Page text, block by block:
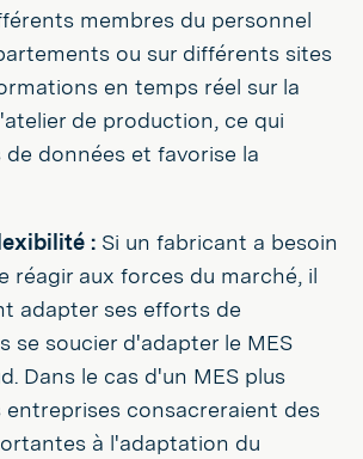
membres du personnel
ou sur différents sites
en temps réel sur la
de production, ce qui
de données et favorise la
: Si un fabricant a besoin
réagir aux forces du marché, il
adapter ses efforts de
se soucier d'adapter le MES
Dans le cas d'un MES plus
consacreraient des
à l'adaptation du